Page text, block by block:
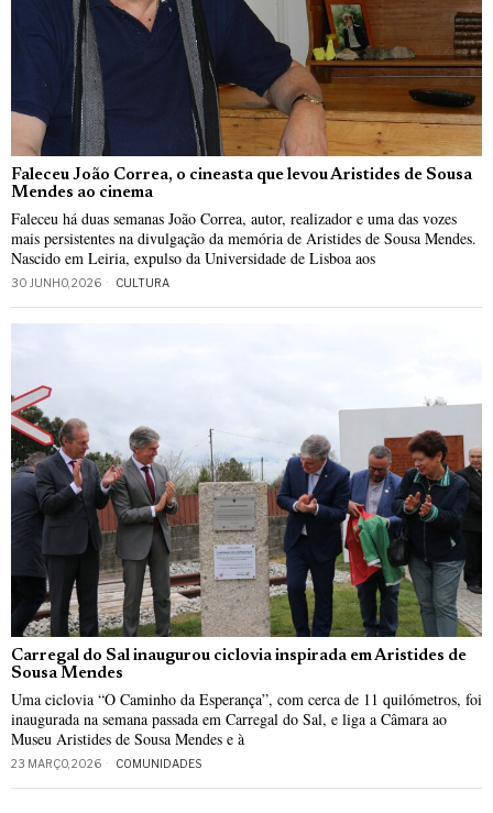
Faleceu João Correa, o cineasta que levou Aristides de Sousa
Mendes ao cinema
Faleceu há duas semanas João Correa, autor, realizador e uma das vozes
mais persistentes na divulgação da memória de Aristides de Sousa Mendes.
Nascido em Leiria, expulso da Universidade de Lisboa aos
30 JUNHO, 2026 CULTURA
Carregal do Sal inaugurou ciclovia inspirada em Aristides de
Sousa Mendes
Uma ciclovia “O Caminho da Esperança”, com cerca de 11 quilómetros, foi
inaugurada na semana passada em Carregal do Sal, e liga a Câmara ao
Museu Aristides de Sousa Mendes e à
23 MARÇO, 2026 COMUNIDADES